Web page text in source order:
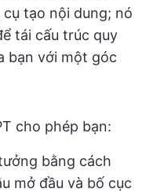
tạo nội dung; nó
tái cấu trúc quy
bạn với một góc
cho phép bạn:
bằng cách
mở đầu và bố cục